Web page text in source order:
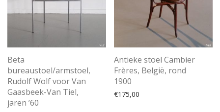
Beta
bureaustoel/armstoel,
Rudolf Wolf voor Van
Gaasbeek-Van Tiel,
jaren ’60
Antieke stoel Cambier
Frères, België, rond
1900
€175,00